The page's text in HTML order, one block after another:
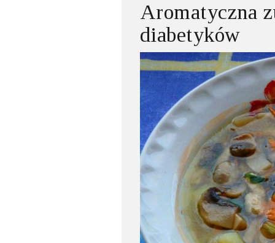
Aromatyczna
diabetyków